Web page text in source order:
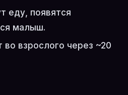
еду, появятся
малыш.
взрослого через ~20